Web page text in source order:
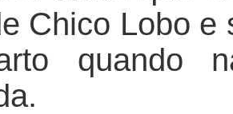
Chico Lobo e
quando